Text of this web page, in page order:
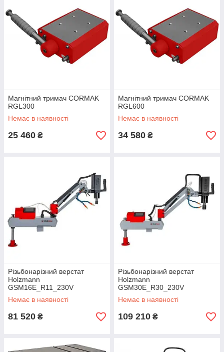
Магнітний тримач CORMAK
RGL300
Немає в наявності
25 460 ₴
Магнітний тримач CORMAK
RGL600
Немає в наявності
34 580 ₴
Різьбонарізний верстат
Holzmann
GSM16E_R11_230V
Немає в наявності
81 520 ₴
Різьбонарізний верстат
Holzmann
GSM30E_R30_230V
Немає в наявності
109 210 ₴